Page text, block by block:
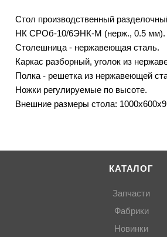
Стол производственный
НК СРОб-10/6ЭНК-М (нерж., 0.5 мм).
Столешница - нержавеющая сталь.
Каркас разборный, уголок из
Полка - решетка из нержавеющей
Ножки регулируемые по высоте.
Внешние размеры стола:
КАТАЛОГ
Запчасти
Фабрики
Новинки